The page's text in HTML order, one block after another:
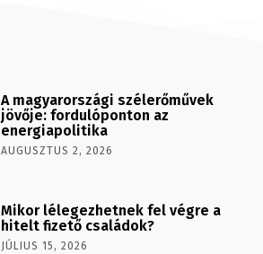
A magyarországi szélerőművek
jövője: fordulóponton az
energiapolitika
AUGUSZTUS 2, 2026
Mikor lélegezhetnek fel végre a
hitelt fizető családok?
JÚLIUS 15, 2026